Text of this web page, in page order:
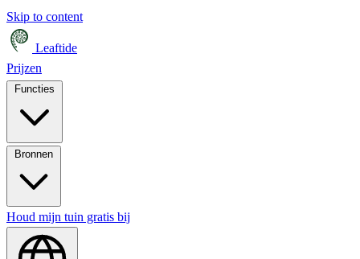
Skip to content
Leaftide
Prijzen
Houd mijn tuin gratis bij